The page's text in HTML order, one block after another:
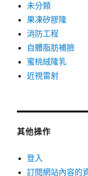
未分類
果凍矽膠隆
消防工程
自體脂肪補臉
蜜桃絨隆乳
近視雷射
其他操作
登入
訂閱網站內容的